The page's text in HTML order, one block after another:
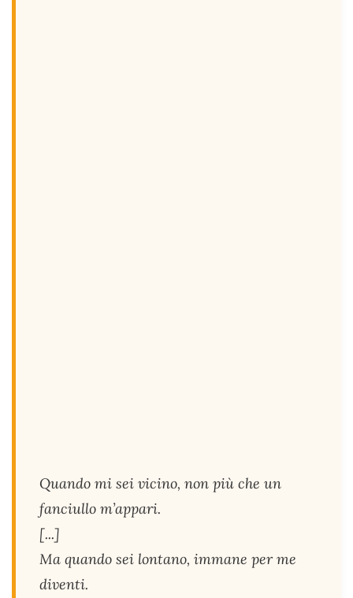
Quando mi sei vicino, non più che un
fanciullo m’appari.
[...]
Ma quando sei lontano, immane per me
diventi.